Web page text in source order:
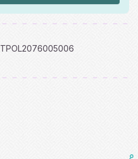
TPOL2076005006